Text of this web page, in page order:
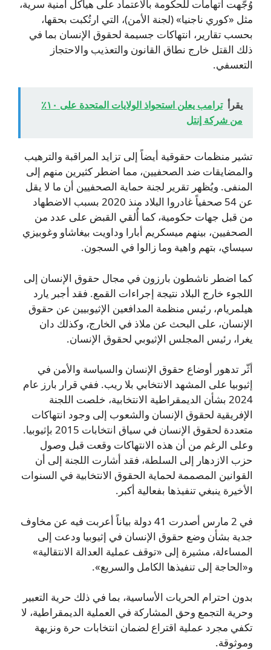
وُجّهت اتهامات للحكومة بالاعتماد على هياكل أمنية سرية،
مثل «كوري ناجنيا» (لجنة الأمن)، التي ارتُكبت بحقها،
بحسب تقارير، انتهاكات جسيمة لحقوق الإنسان بما في
ذلك القتل خارج نطاق القانون والتعذيب والاحتجاز
التعسفي.
يقرأ
ترامب يعلن استحواذ الولايات المتحدة على ١٠٪
من شركة إنتل
تشير منظمات حقوقية أيضاً إلى تزايد المراقبة والترهيب
والمضايقات ضد الصحفيين، مما اضطر كثيرين منهم إلى
المنفى. ويُظهر تقرير لجنة حماية الصحفيين أن ما لا يقل
عن 54 صحفياً غادروا البلاد منذ 2020 بسبب الاضطهاد
من قبل جهات حكومية، كما أُلقي القبض على عدد من
الصحفيين، بينهم ميسكريم أبارا وداويت بيغاشاو وغوبيزي
سيساي، بتهم واهية وما زالوا في السجون.
كما اضطر ناشطون بارزون في مجال حقوق الإنسان إلى
اللجوء خارج البلاد نتيجة إجراءات القمع. فقد أجبر يارد
هيلمريام، رئيس منظمة المدافعين الإثيوبيين عن حقوق
الإنسان، على البحث عن ملاذ في الخارج، وكذلك دان
يغرا، رئيس المجلس الإثيوبي لحقوق الإنسان.
أثّر تدهور أوضاع حقوق الإنسان والسياسة والأمن في
إثيوبيا على المشهد الانتخابي بلا ريب. ففي قرار بارز عام
2024 بشأن الديمقراطية الانتخابية، خلصت اللجنة
الإفريقية لحقوق الإنسان والشعوب إلى وجود انتهاكات
متعددة لحقوق الإنسان في سياق انتخابات 2015 بإثيوبيا.
وعلى الرغم من أن هذه الانتهاكات وقعت قبل وصول
حزب الازدهار إلى السلطة، فقد أشارت اللجنة إلى أن
القوانين المصممة لحماية الحقوق الانتخابية في السنوات
الأخيرة ينبغي تنفيذها بفعالية أكبر.
في 2 مارس أصدرت 41 دولة بياناً أعربت فيه عن مخاوف
جدية بشأن وضع حقوق الإنسان في إثيوبيا ودعت إلى
المساءلة، مشيرة إلى «توقف عملية العدالة الانتقالية»
و«الحاجة إلى تنفيذها الكامل والسريع».
بدون احترام الحريات الأساسية، بما في ذلك حرية التعبير
وحرية التجمع وحق المشاركة في العملية الديمقراطية، لا
تكفي مجرد عملية اقتراع لضمان انتخابات حرة ونزيهة
وموثوقة.